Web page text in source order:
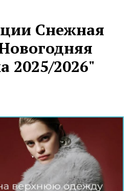
Снежная
2025/2026"